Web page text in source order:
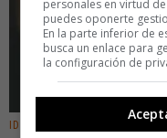
IDEAS
personales en virtud
puedes oponerte
En la parte inferior de
busca un enlace para
la configuración de